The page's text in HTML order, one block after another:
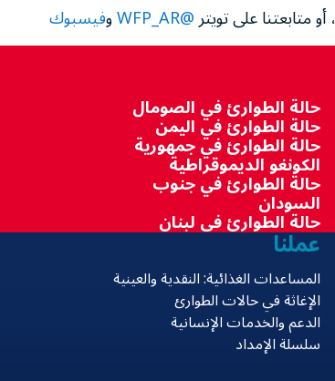
، أو متابعتنا على تويتر@WFP_AR وفيسبوك
حالة الطوارئ في الصومال
حالة الطوارئ في اليمن
حالة الطوارئ في جمهورية
الكونغو الديموقراطية
حالة الطوارئ في جنوب
السودان
حالة الطوارئ في لبنان
عملنا
المساعدات الغذائية: النقدية والعينية
الإغاثة في حالات الطوارئ
الدعم والخدمات الإنسانية
سلسلة الإمداد